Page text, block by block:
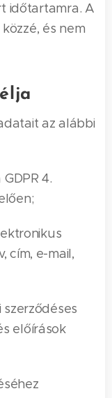
időtartamra. A
és nem
az alábbi
4.
cím, e-mail,
előírások